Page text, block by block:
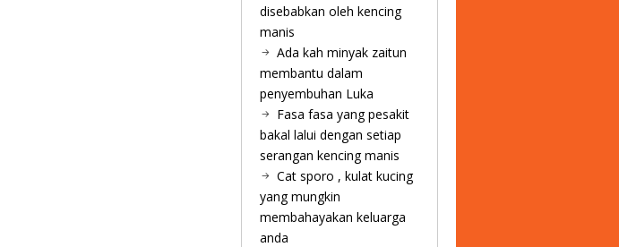
disebabkan oleh kencing
manis
Ada kah minyak zaitun
membantu dalam
penyembuhan Luka
Fasa fasa yang pesakit
bakal lalui dengan setiap
serangan kencing manis
Cat sporo , kulat kucing
yang mungkin
membahayakan keluarga
anda